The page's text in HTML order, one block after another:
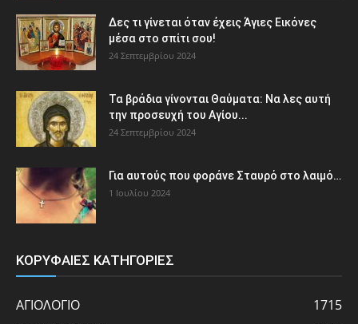
Δες τι γίνεται όταν έχεις Άγιες Εικόνες
μέσα στο σπίτι σου!
24 Σεπτεμβρίου 2024
Τα βράδια γίνονται Θαύματα: Να λες αυτή
την προσευχή του Αγίου...
24 Σεπτεμβρίου 2024
Για αυτούς που φοράνε Σταυρό στο λαιμό…
1 Ιουλίου 2024
ΚΟΡΥΦΑΙΕΣ ΚΑΤΗΓΟΡΙΕΣ
ΑΓΙΟΛΟΓΙΟ
1715